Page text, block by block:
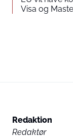
Visa og
Redaktion
Redaktør